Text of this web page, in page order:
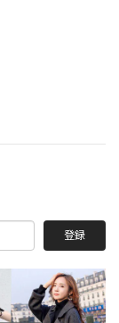
登録